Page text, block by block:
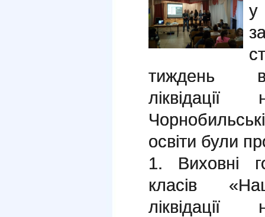
тиждень
освіти були
1. Виховні
класів